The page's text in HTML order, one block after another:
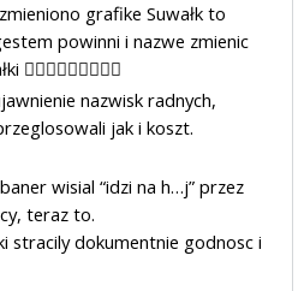
grafike Suwałk to
powinni i nazwe zmienic
🤦🏼‍♀️🤦🏼‍♀️🤦🏼‍♀️
nazwisk radnych,
jak i koszt.
wisial “idzi na h…j” przez
teraz to.
stracily dokumentnie godnosc i